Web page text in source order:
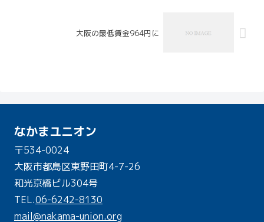
大阪の最低賃金964円に
なかまユニオン
〒534-0024
大阪市都島区東野田町4-7-26
和光京橋ビル304号
TEL.06-6242-8130
mail@nakama-union.org